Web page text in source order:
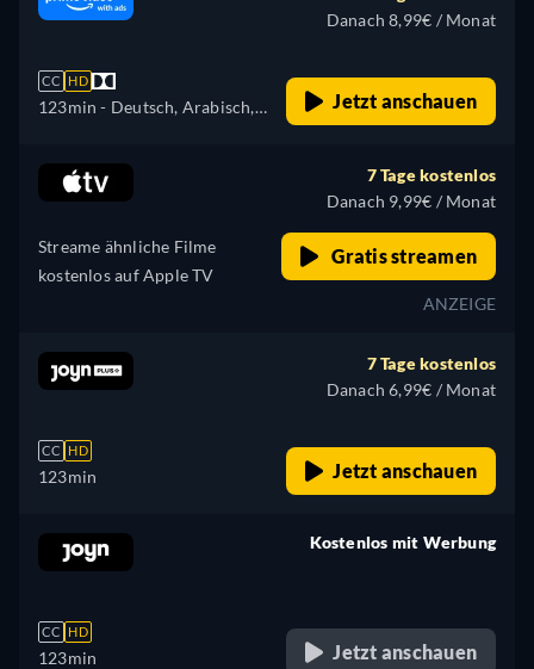
Ungarisch, Italienisch,
Portugiesisch, Türkisch
CC HD
123min - Deutsch, Arabisch,
Spanisch, Französisch,
Ungarisch, Italienisch,
Portugiesisch, Türkisch
Danach 8,99€ / Monat
Jetzt anschauen
Streame ähnliche Filme
kostenlos auf Apple TV
7 Tage kostenlos
Danach 9,99€ / Monat
Gratis streamen
ANZEIGE
CC HD
123min
7 Tage kostenlos
Danach 6,99€ / Monat
Jetzt anschauen
CC HD
123min
Kostenlos mit Werbung
Jetzt anschauen